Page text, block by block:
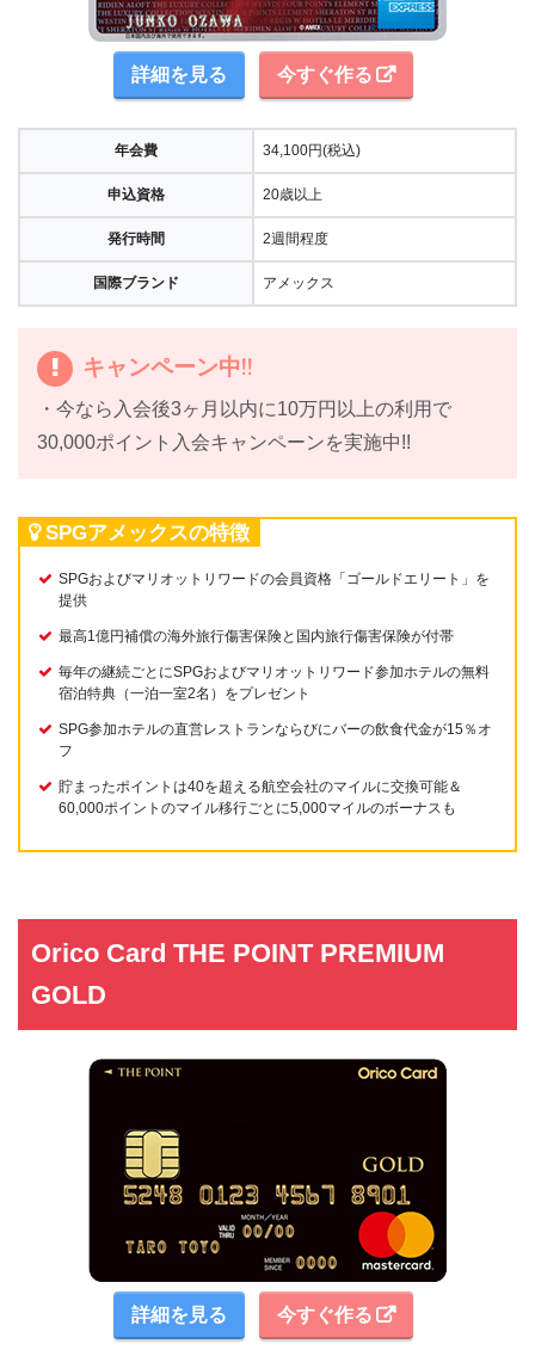
詳細を見る 今すぐ作る
年会費 34,100円(税込)
申込資格 20歳以上
発行時間 2週間程度
国際ブランド アメックス
キャンペーン中!!
・今なら入会後3ヶ月以内に10万円以上の利用で
30,000ポイント入会キャンペーンを実施中!!
SPGアメックスの特徴
SPGおよびマリオットリワードの会員資格「ゴールドエリート」を
提供
最高1億円補償の海外旅行傷害保険と国内旅行傷害保険が付帯
毎年の継続ごとにSPGおよびマリオットリワード参加ホテルの無料
宿泊特典（一泊一室2名）をプレゼント
SPG参加ホテルの直営レストランならびにバーの飲食代金が15％オ
フ
貯まったポイントは40を超える航空会社のマイルに交換可能＆
60,000ポイントのマイル移行ごとに5,000マイルのボーナスも
Orico Card THE POINT PREMIUM
GOLD
詳細を見る 今すぐ作る